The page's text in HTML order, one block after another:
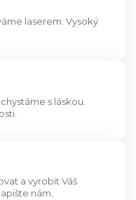
laserem. Vysoký
s láskou.
a vyrobit Váš
nám.